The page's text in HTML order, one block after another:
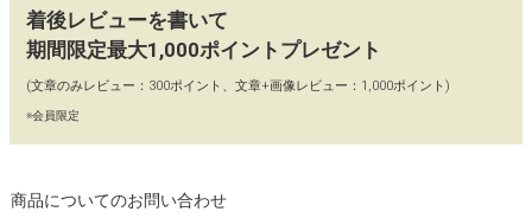
ナチュラルな風合いがいつものコーディネートを上品な大人カジ
ュアルに落としこんでくれます。幅広い世代の方に使っていただ
ける馴染みの良い色合いです。
【90日間 交換・返品保証】
着後レビューを書いて
期間限定最大1,000ポイントプレゼント
(文章のみレビュー：300ポイント、文章+画像レビュー：1,000ポイント)
※会員限定
商品についてのお問い合わせ